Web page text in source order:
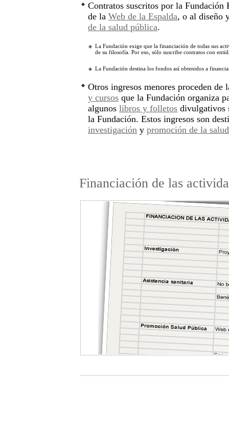
Contratos suscritos por la
de la Web de la Espalda, o al diseño
de la salud pública.
La Fundación exige que la financiación de todas sus
de su filosofía. Por eso, sólo suscribe contratos con
La Fundación destina los fondos así obtenidos a
Otros ingresos menores proceden
y cursos que la Fundación organiza
algunos libros y folletos divulgativos
la Fundación. Estos ingresos son
investigación y promoción de la
Financiación de las